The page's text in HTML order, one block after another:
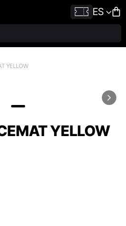
ES
YELLOW
YELLOW